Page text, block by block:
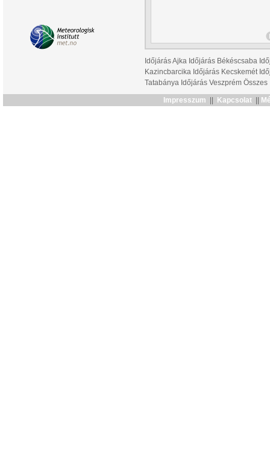
Időjárás Ajka Időjárás Békéscsaba
Kazincbarcika Időjárás Kecskemét
Tatabánya Időjárás Veszprém Összes
Impresszum Kapcsolat